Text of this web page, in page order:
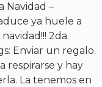
Navidad –
ya huele a
2da
Enviar un regalo.
respirarse y hay
La tenemos en